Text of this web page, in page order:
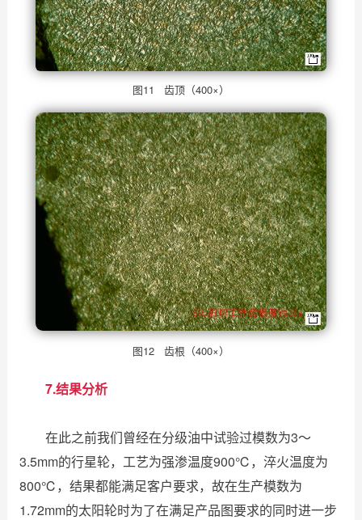
图11 齿顶（400×）
图12 齿根（400×）
7.结果分析
在此之前我们曾经在分级油中试验过模数为3～
3.5mm的行星轮，工艺为强渗温度900℃，淬火温度为
800℃，结果都能满足客户要求，故在生产模数为
1.72mm的太阳轮时为了在满足产品图要求的同时进一步